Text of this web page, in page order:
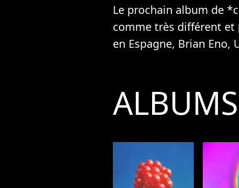
Le prochain album de
comme très différent et
en Espagne, Brian Eno,
ALBUMS